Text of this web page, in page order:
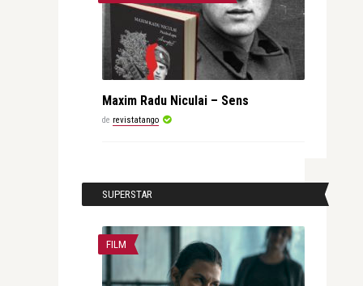
Maxim Radu Niculai – Sens
de revistatango
SUPERSTAR
FILM